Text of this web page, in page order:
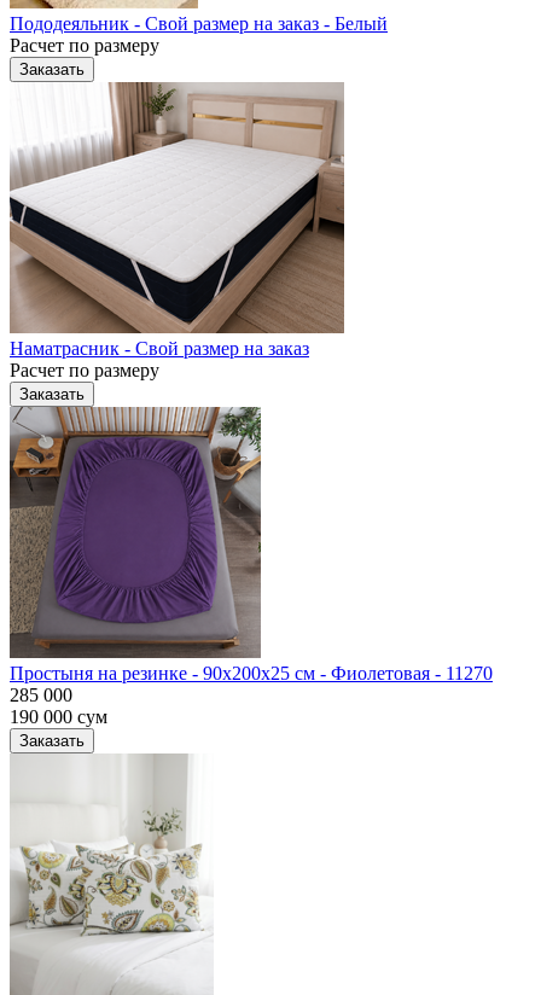
Пододеяльник - Свой размер на заказ - Белый
Расчет по размеру
Заказать
Наматрасник - Свой размер на заказ
Расчет по размеру
Заказать
Простыня на резинке - 90x200x25 cм - Фиолетовая - 11270
285 000
190 000 сум
Заказать